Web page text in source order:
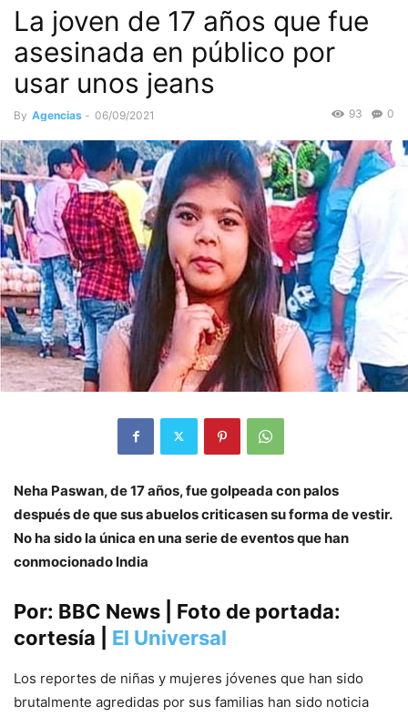
Violencia y Seguridad
La joven de 17 años que fue
asesinada en público por
usar unos jeans
By Agencias - 06/09/2021 0
93
Neha Paswan, de 17 años, fue golpeada con palos
después de que sus abuelos criticasen su forma de vestir.
No ha sido la única en una serie de eventos que han
conmocionado India
Por: BBC News | Foto de portada:
cortesía | El Universal
Los reportes de niñas y mujeres jóvenes que han sido
brutalmente agredidas por sus familias han sido noticia